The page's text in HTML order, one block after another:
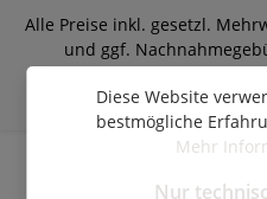
Alle Preise inkl. gesetzl.
und ggf.
© Copyright 2026 |
Diese Website
bestmögliche
Mehr
Nur